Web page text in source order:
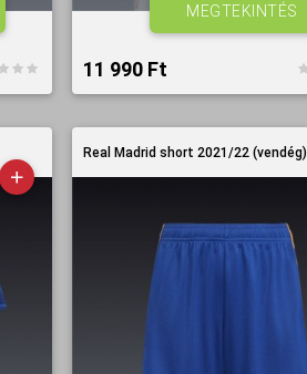
11 990 Ft‎
MEGTEKINTÉS
Real Madrid short 2021/22 (vendég)